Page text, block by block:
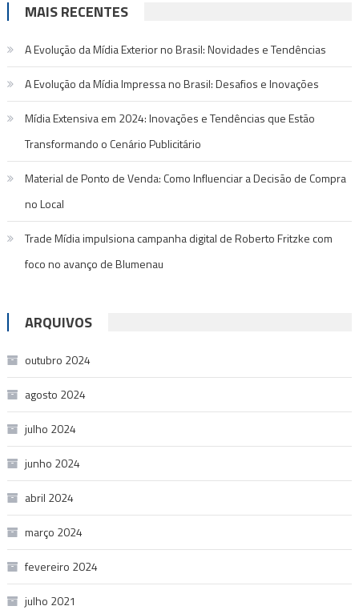
MAIS RECENTES
A Evolução da Mídia Exterior no Brasil: Novidades e Tendências
A Evolução da Mídia Impressa no Brasil: Desafios e Inovações
Mídia Extensiva em 2024: Inovações e Tendências que Estão
Transformando o Cenário Publicitário
Material de Ponto de Venda: Como Influenciar a Decisão de Compra
no Local
Trade Mídia impulsiona campanha digital de Roberto Fritzke com
foco no avanço de Blumenau
ARQUIVOS
outubro 2024
agosto 2024
julho 2024
junho 2024
abril 2024
março 2024
fevereiro 2024
julho 2021